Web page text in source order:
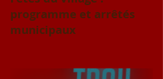
programme et arrêtés
municipaux